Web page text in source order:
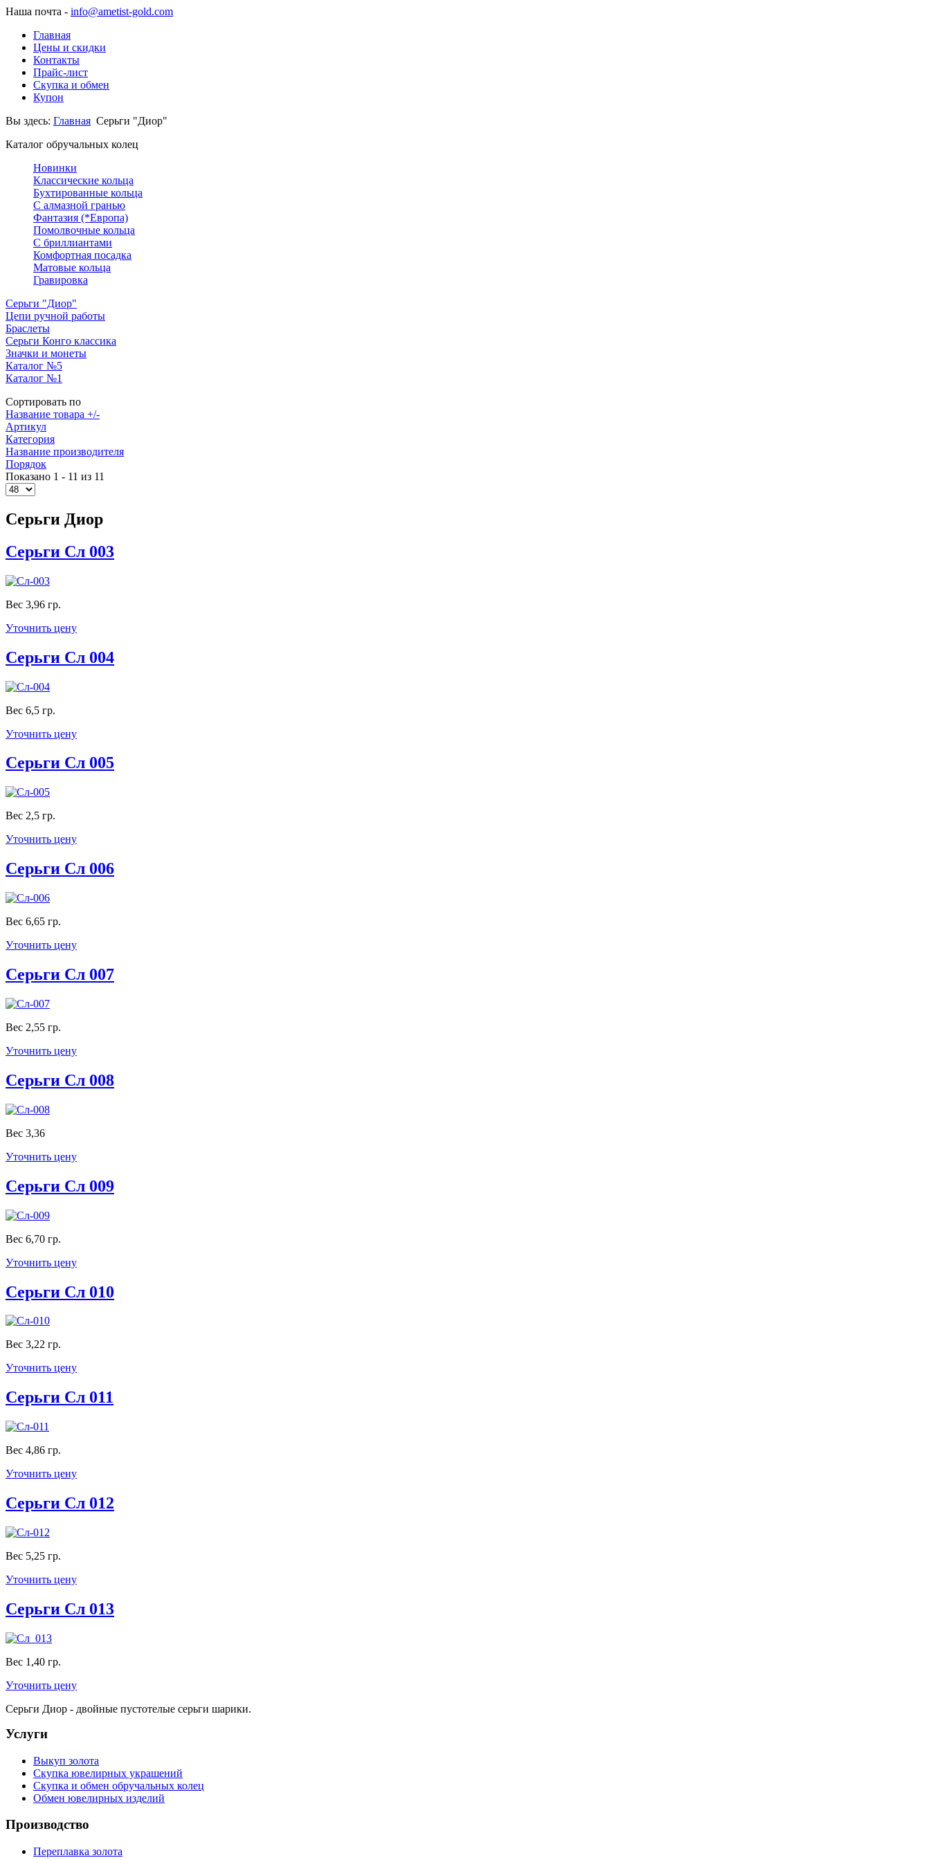
Наша почта - info@ametist-gold.com
Главная
Цены и скидки
Контакты
Прайс-лист
Скупка и обмен
Купон
Вы здесь: Главная Серьги "Диор"
Каталог обручальных колец
Новинки
Классические кольца
Бухтированные кольца
С алмазной гранью
Фантазия (*Европа)
Помолвочные кольца
С бриллиантами
Комфортная посадка
Матовые кольца
Гравировка
Серьги "Диор"
Цепи ручной работы
Браслеты
Серьги Конго классика
Значки и монеты
Каталог №5
Каталог №1
Сортировать по
Название товара +/-
Артикул
Категория
Название производителя
Порядок
Показано 1 - 11 из 11
Серьги Диор
Серьги Сл 003
Вес 3,96 гр.
Уточнить цену
Серьги Сл 004
Вес 6,5 гр.
Уточнить цену
Серьги Сл 005
Вес 2,5 гр.
Уточнить цену
Серьги Сл 006
Вес 6,65 гр.
Уточнить цену
Серьги Сл 007
Вес 2,55 гр.
Уточнить цену
Серьги Сл 008
Вес 3,36
Уточнить цену
Серьги Сл 009
Вес 6,70 гр.
Уточнить цену
Серьги Сл 010
Вес 3,22 гр.
Уточнить цену
Серьги Сл 011
Вес 4,86 гр.
Уточнить цену
Серьги Сл 012
Вес 5,25 гр.
Уточнить цену
Серьги Сл 013
Вес 1,40 гр.
Уточнить цену
Серьги Диор - двойные пустотелые серьги шарики.
Услуги
Выкуп золота
Скупка ювелирных украшений
Скупка и обмен обручальных колец
Обмен ювелирных изделий
Производство
Переплавка золота